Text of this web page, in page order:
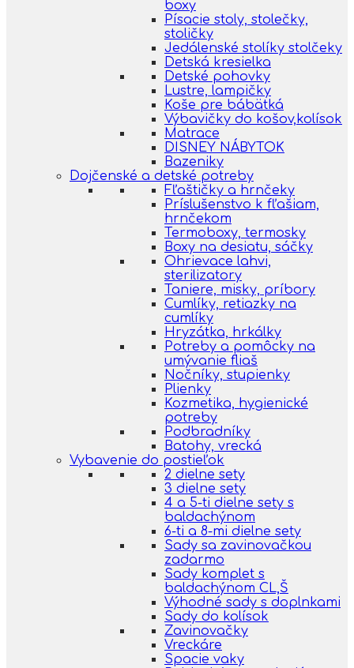
boxy
Písacie stoly, stolečky,
stoličky
Jedálenské stolíky stolčeky
Detská kresielka
Detské pohovky
Lustre, lampičky
Koše pre bábätká
Výbavičky do košov,kolísok
Matrace
DISNEY NÁBYTOK
Bazeniky
Dojčenské a detské potreby
Fľaštičky a hrnčeky
Príslušenstvo k fľašiam,
hrnčekom
Termoboxy, termosky
Boxy na desiatu, sáčky
Ohrievace lahvi,
sterilizatory
Taniere, misky, príbory
Cumlíky, retiazky na
cumlíky
Hryzátka, hrkálky
Potreby a pomôcky na
umývanie fliaš
Nočníky, stupienky
Plienky
Kozmetika, hygienické
potreby
Podbradníky
Batohy, vrecká
Vybavenie do postieľok
2 dielne sety
3 dielne sety
4 a 5-ti dielne sety s
baldachýnom
6-ti a 8-mi dielne sety
Sady sa zavinovačkou
zadarmo
Sady komplet s
baldachýnom CL,Š
Výhodné sady s doplnkami
Sady do kolísok
Zavinovačky
Vreckáre
Spacie vaky